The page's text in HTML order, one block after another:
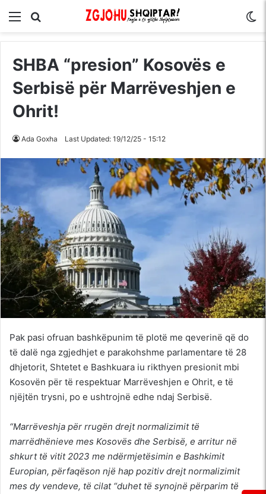
Menu
SHBA “presion” Kosovës e
Serbisë për Marrëveshjen e
Ohrit!
Ada Goxha Last Updated: 19/12/25 - 15:12
Pak pasi ofruan bashkëpunim të plotë me qeverinë që do
të dalë nga zgjedhjet e parakohshme parlamentare të 28
dhjetorit, Shtetet e Bashkuara iu rikthyen presionit mbi
Kosovën për të respektuar Marrëveshjen e Ohrit, e të
njëjtën trysni, po e ushtrojnë edhe ndaj Serbisë.
“Marrëveshja për rrugën drejt normalizimit të
marrëdhënieve mes Kosovës dhe Serbisë, e arritur në
shkurt të vitit 2023 me ndërmjetësimin e Bashkimit
Europian, përfaqëson një hap pozitiv drejt normalizimit
mes dy vendeve, të cilat “duhet të synojnë përparim të